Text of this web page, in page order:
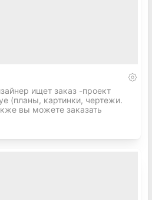
ищет заказ -проект
(планы, картинки, чертежи.
вы можете заказать